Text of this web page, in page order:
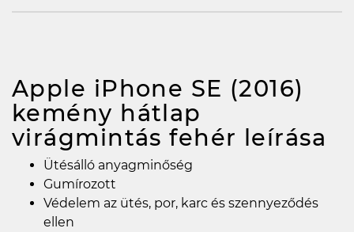
Apple iPhone SE (2016)
kemény hátlap
virágmintás fehér leírása
Ütésálló anyagminőség
Gumírozott
Védelem az ütés, por, karc és szennyeződés
ellen